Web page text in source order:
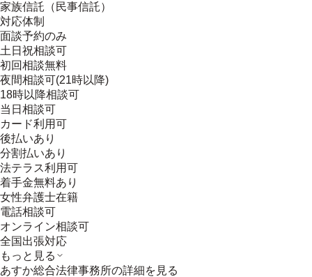
家族信託（民事信託）
対応体制
面談予約のみ
土日祝相談可
初回相談無料
夜間相談可(21時以降)
18時以降相談可
当日相談可
カード利用可
後払いあり
分割払いあり
法テラス利用可
着手金無料あり
女性弁護士在籍
電話相談可
オンライン相談可
全国出張対応
もっと見る
あすか総合法律事務所の詳細を見る